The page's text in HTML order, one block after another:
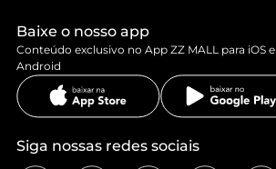
Baixe o nosso app
Conteúdo exclusivo no App ZZ MALL para iOS e
Android
Siga nossas redes sociais